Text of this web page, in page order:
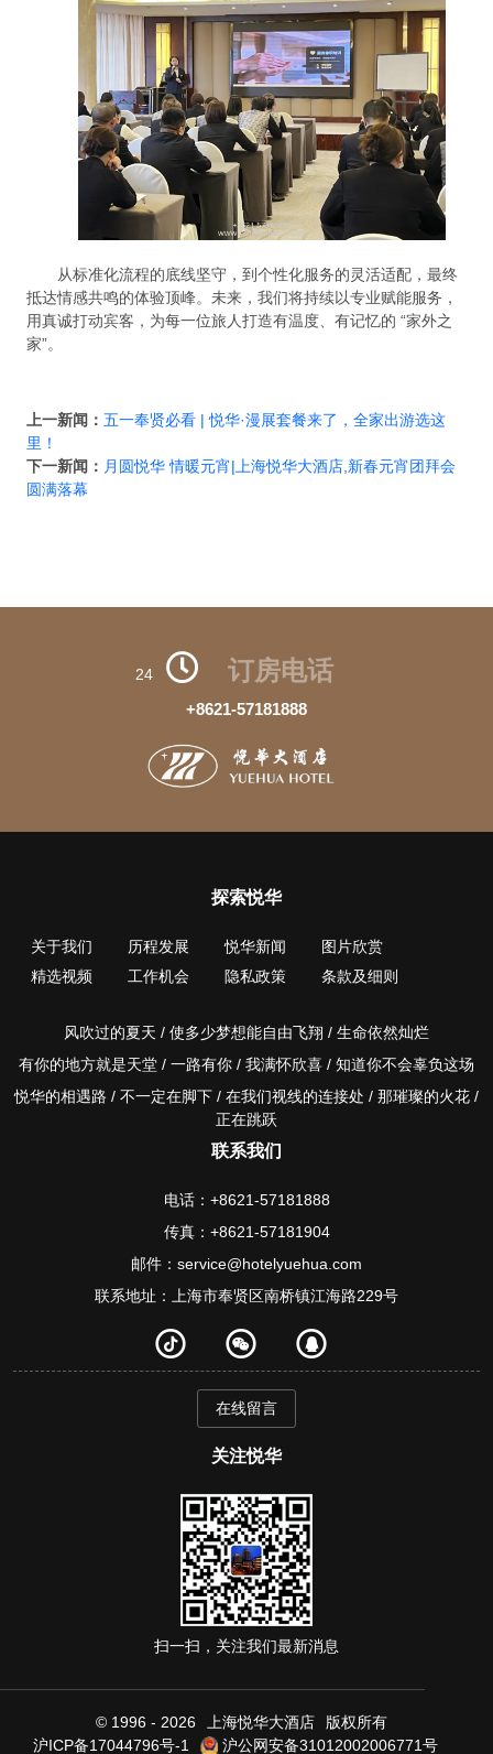
从标准化流程的底线坚守，到个性化服务的灵活适配，最终
抵达情感共鸣的体验顶峰。未来，我们将持续以专业赋能服务，
用真诚打动宾客，为每一位旅人打造有温度、有记忆的 “家外之
家”。
上一新闻： 五一奉贤必看 | 悦华·漫展套餐来了，全家出游选这
里！
下一新闻： 月圆悦华 情暖元宵|上海悦华大酒店,新春元宵团拜会
圆满落幕
24 订房电话
+8621-57181888
探索悦华
关于我们 历程发展 悦华新闻
图片欣赏
精选视频
工作机会 隐私政策 条款及细则
风吹过的夏天 / 使多少梦想能自由飞翔 / 生命依然灿烂
有你的地方就是天堂 / 一路有你 / 我满怀欣喜 / 知道你不会辜负这场
悦华的相遇路 / 不一定在脚下 / 在我们视线的连接处 / 那璀璨的火花 /
正在跳跃
联系我们
电话：+8621-57181888
传真：+8621-57181904
邮件：service@hotelyuehua.com
联系地址：上海市奉贤区南桥镇江海路229号
在线留言
关注悦华
扫一扫，关注我们最新消息
© 1996 - 2026 上海悦华大酒店
版权所有
沪ICP备17044796号-1
沪公网安备31012002006771号